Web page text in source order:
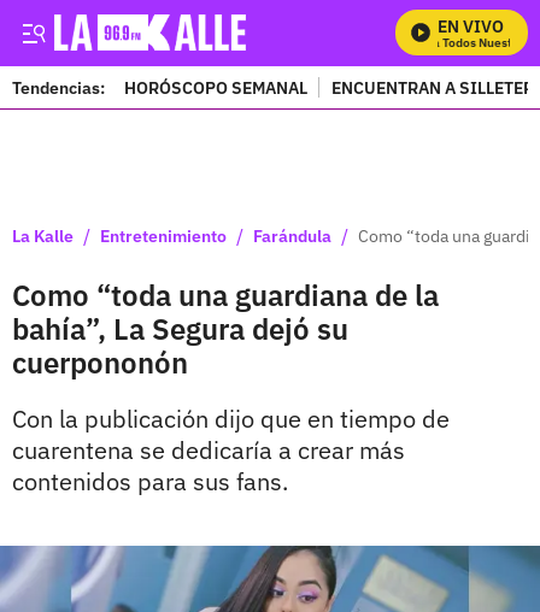
EN VIVO
Mira Todos Nuestros
Tendencias: HORÓSCOPO SEMANAL ENCUENTRAN A
La Kalle / Entretenimiento / Farándula / Como “toda una
Como “toda una guardiana de la
bahía”, La Segura dejó su
cuerpononón
Con la publicación dijo que en tiempo de
cuarentena se dedicaría a crear más
contenidos para sus fans.